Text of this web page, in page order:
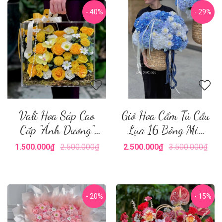
- 40%
Vali Hoa Sáp Cao
Cấp "Ánh Dương"
Size Lớn
1.500.000₫ 2.500.000₫
- 29%
Giỏ Hoa Cẩm Tú Cầu
Lụa 16 Bông Mix
Tone Xanh
2.500.000₫ 3.500.000₫
- 20% - 15%